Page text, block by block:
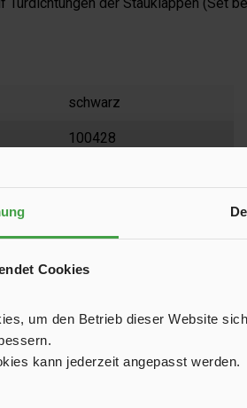
Cookies
um den Betrieb dieser Website
kann jederzeit angepasst werden.
schwarz
100428